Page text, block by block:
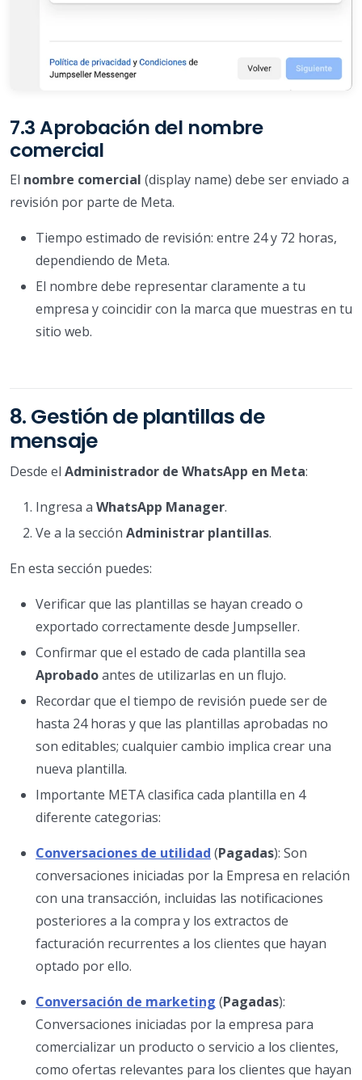
7.3 Aprobación del nombre
comercial
El nombre comercial (display name) debe ser enviado a
revisión por parte de Meta.
Tiempo estimado de revisión: entre 24 y 72 horas,
dependiendo de Meta.
El nombre debe representar claramente a tu
empresa y coincidir con la marca que muestras en tu
sitio web.
8. Gestión de plantillas de
mensaje
Desde el Administrador de WhatsApp en Meta:
Ingresa a WhatsApp Manager.
Ve a la sección Administrar plantillas.
En esta sección puedes:
Verificar que las plantillas se hayan creado o
exportado correctamente desde Jumpseller.
Confirmar que el estado de cada plantilla sea
Aprobadoantes de utilizarlas en un flujo.
Recordar que el tiempo de revisión puede ser de
hasta 24 horas y que las plantillas aprobadas no
son editables; cualquier cambio implica crear una
nueva plantilla.
Importante META clasifica cada plantilla en 4
diferente categorias:
Conversaciones de utilidad (Pagadas): Son
conversaciones iniciadas por la Empresa en relación
con una transacción, incluidas las notificaciones
posteriores a la compra y los extractos de
facturación recurrentes a los clientes que hayan
optado por ello.
Conversación de marketing (Pagadas):
Conversaciones iniciadas por la empresa para
comercializar un producto o servicio a los clientes,
como ofertas relevantes para los clientes que hayan